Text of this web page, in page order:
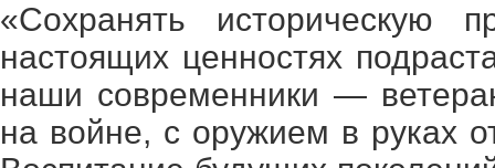
«Сохранять
настоящих ценностях
наши современники —
на войне, с оружием в руках